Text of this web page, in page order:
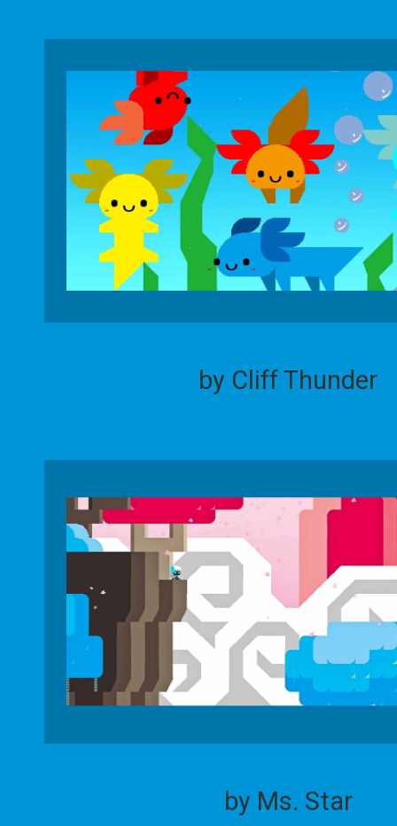
by Cliff Thunder
by Ms. Star